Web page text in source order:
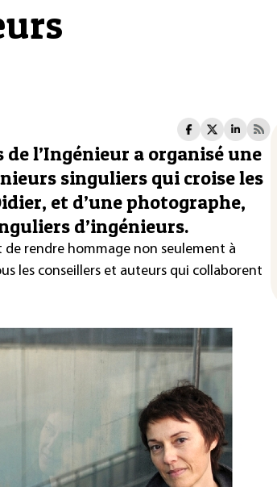
de l’Ingénieur a organisé une
singuliers qui croise les
et d’une photographe,
d’ingénieurs.
rendre hommage non seulement à
les conseillers et auteurs qui collaborent